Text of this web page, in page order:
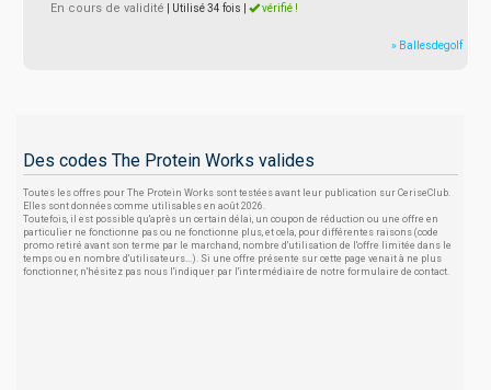
En cours de validité | Utilisé 34 fois vérifié !
» Ballesdegolf
Des codes The Protein Works valides
Toutes les offres pour The Protein Works sont testées avant leur publication sur CeriseClub.
Elles sont données comme utilisables en août 2026.
Toutefois, il est possible qu'après un certain délai, un coupon de réduction ou une offre en
particulier ne fonctionne pas ou ne fonctionne plus, et cela, pour différentes raisons (code
promo retiré avant son terme par le marchand, nombre d'utilisation de l'offre limitée dans le
temps ou en nombre d'utilisateurs...). Si une offre présente sur cette page venait à ne plus
fonctionner, n'hésitez pas nous l'indiquer par l'intermédiaire de notre formulaire de contact.